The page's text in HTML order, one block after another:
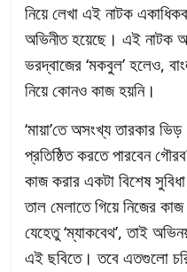
নিয়ে লেখা এই নাটক
অভিনীত হয়েছে। এই নাটক
ভরদ্বাজের ‘মকবুল’ হলেও,
নিয়ে কোনও কাজ হয়নি।
‘মায়া’তে অসংখ্য তারকার
প্রতিষ্ঠিত করতে পারবেন
কাজ করার একটা বিশেষ
তাল মেলাতে গিয়ে নিজের
যেহেতু ‘ম্যাকবেথ’, তাই
এই ছবিতে। তবে এতগুলো